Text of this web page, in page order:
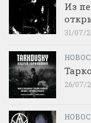
Из
31/07/
26/07/